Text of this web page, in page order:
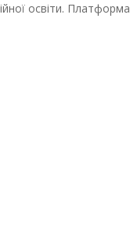
освіти. Платформа